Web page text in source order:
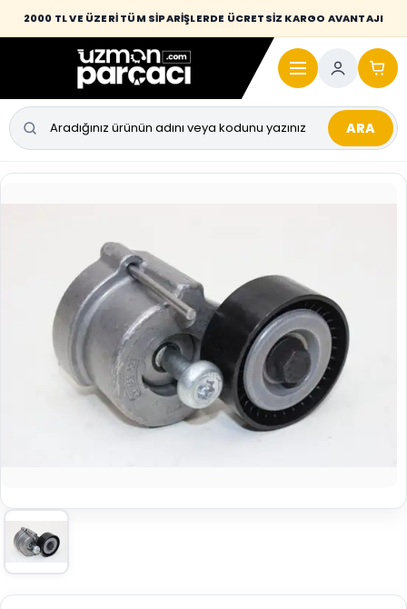
2000 TL VE ÜZERİ TÜM SİPARİŞLERDE ÜCRETSİZ KARGO AVANTAJI
Desi / hacim sınırını aşan kaporta parçalarında taşıma bedeli alıcıya
yansıtılmaktadır.
ARA